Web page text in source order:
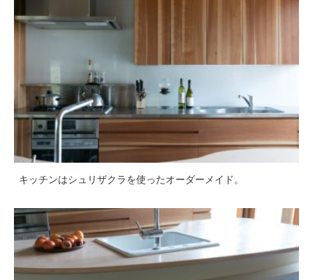
キッチンはシュリザクラを使ったオーダーメイド。